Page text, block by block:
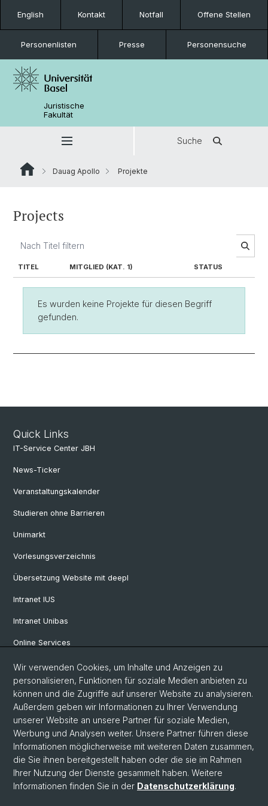
English Kontakt Notfall Offene Stellen
Personenlisten Presse Personensuche
Juristische
Fakultät
Suche
Dauag Apollo Projekte
Projects
TITEL MITGLIED (KAT. 1) STATUS
Es wurden keine Projekte für diesen Begriff
gefunden.
Quick Links
IT-Service Center JBH
News-Ticker
Veranstaltungskalender
Studieren ohne Barrieren
Unimarkt
Vorlesungsverzeichnis
Übersetzung Website mit deepl
Intranet IUS
Intranet Unibas
Online Services
Social Media
Instagram
LinkedIn
TikTok
Wir verwenden Cookies, um Inhalte und Anzeigen zu
personalisieren, Funktionen für soziale Medien anbieten zu
können und die Zugriffe auf unserer Website zu analysieren.
Außerdem geben wir Informationen zu Ihrer Verwendung
unserer Website an unsere Partner für soziale Medien,
Werbung und Analysen weiter. Unsere Partner führen diese
Informationen möglicherweise mit weiteren Daten zusammen,
die Sie ihnen bereitgestellt haben oder die sie im Rahmen
Ihrer Nutzung der Dienste gesammelt haben. Weitere
Informationen finden Sie in der Datenschutzerklärung.